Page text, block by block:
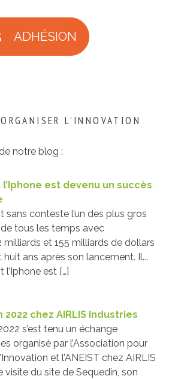
ADHÉSION
L’INNOVATION
notre blog :
est devenu un succès
sans conteste l’un des plus gros
tous les temps avec
et 155 milliards de dollars
ans après son lancement. Il...
est […]
2022 chez AIRLIS Industries
s’est tenu un échange
organisé par l’Association pour
et l’ANEIST chez AIRLIS
visite du site de Sequedin, son